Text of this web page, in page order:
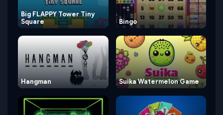
Big FLAPPY Tower Tiny
Square
Bingo
Hangman Suika Watermelon Game